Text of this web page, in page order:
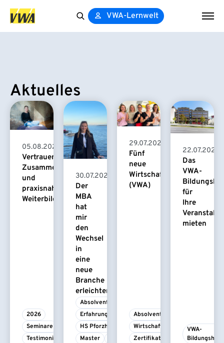
VWA-Lernwelt
Aktuelles
05.08.2026
Vertrauensvolle
Zusammenarbeit
und
praxisnahe
Weiterbildung
2026
Seminare
Testimonial
30.07.2026
Der
MBA
hat
mir
den
Wechsel
in
eine
neue
Branche
erleichtert
Absolvent/-in
Erfahrungsbericht
HS Pforzheim
Master
29.07.2026
Fünf
neue
Wirtschaftspsychologinnen
(VWA)
Absolvent/-in
Wirtschaftspsychologie
Zertifikatskurs
22.07.2026
Das
VWA-
für
Ihre
mieten
VWA-
Bildungshaus